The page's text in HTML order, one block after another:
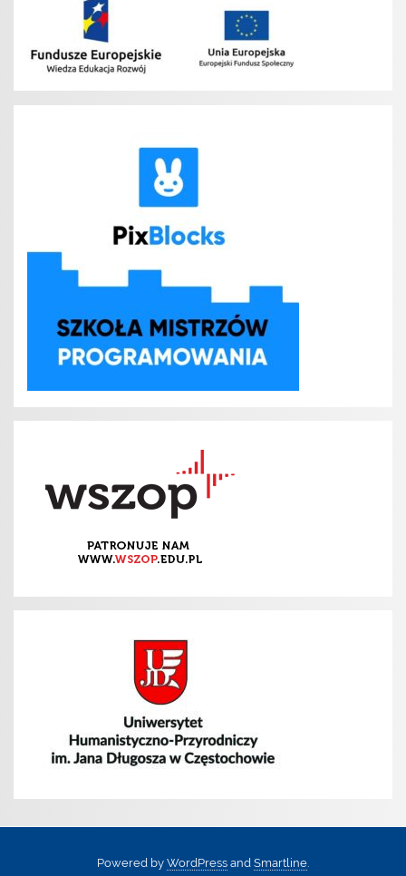
Powered by WordPress and Smartline.